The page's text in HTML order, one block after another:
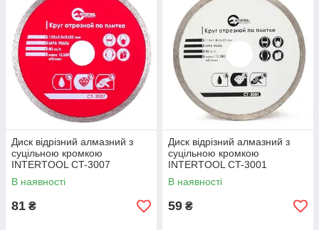
Диск відрізний алмазний з
суцільною кромкою
INTERTOOL CT-3007
В наявності
81 ₴
Диск відрізний алмазний з
суцільною кромкою
INTERTOOL CT-3001
В наявності
59 ₴